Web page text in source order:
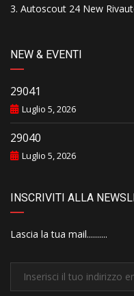
Autoscout 24 New
NEW & EVENTI
29041
Luglio 5, 2026
29040
Luglio 5, 2026
INSCRIVITI ALLA
Lascia la tua mail..........